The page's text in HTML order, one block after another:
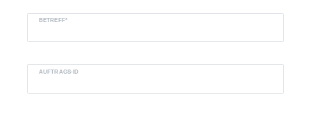
BETREFF*
AUFTRAGS-ID